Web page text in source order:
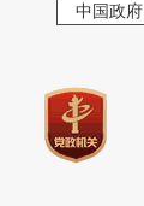
中国政府